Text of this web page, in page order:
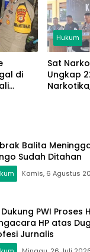
di
Hukum
Sat
Ungkap
Balita
Bengo Sudah Ditahan
Kamis, 6 Agustus
Dukung PWI Proses
HP atas
Jurnalis